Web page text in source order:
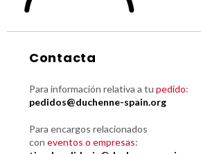
Contacta
Para información relativa a tu pedido:
pedidos@duchenne-spain.org
Para encargos relacionados
con eventos o empresas: